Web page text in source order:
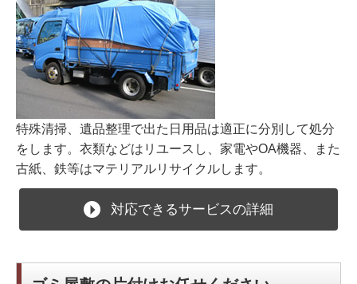
特殊清掃、遺品整理で出た日用品は適正に分別して処分
をします。衣類などはリユースし、家電やOA機器、また
古紙、鉄等はマテリアルリサイクルします。
対応できるサービスの詳細